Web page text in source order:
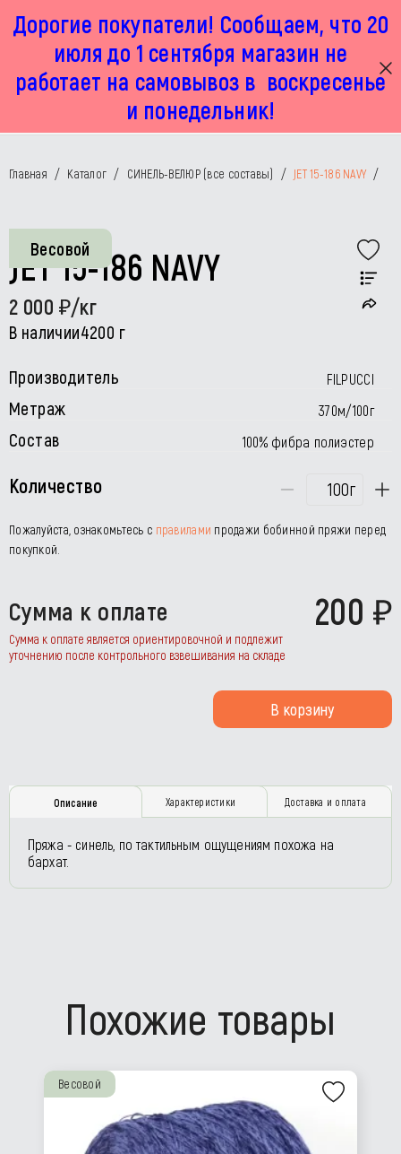
Дорогие покупатели! Сообщаем, что 20
июля до 1 сентября магазин не
работает на самовывоз в воскресенье
и понедельник!
г. Москва, Маленковская 32 стр 2А
пн-пт с 11:00 до 19:00, сб с 11:00 до 17:00
+7 925 449 67 92
Главная / Каталог / СИНЕЛЬ-ВЕЛЮР (все составы) / JET 15-186 NAVY /
Весовой
JET 15-186 NAVY
2 000 /кг
В наличии4200 г
Производитель FILPUCCI
Метраж 370м/100г
Состав 100% фибра полиэстер
Количество г
Пожалуйста, ознакомьтесь с правилами продажи бобинной пряжи перед
покупкой.
Сумма к оплате 200
Сумма к оплате является ориентировочной и подлежит
уточнению после контрольного взвешивания на складе
В корзину
Описание Характеристики Доставка и оплата
Пряжа - синель, по тактильным ощущениям похожа на
бархат.
Похожие товары
Весовой